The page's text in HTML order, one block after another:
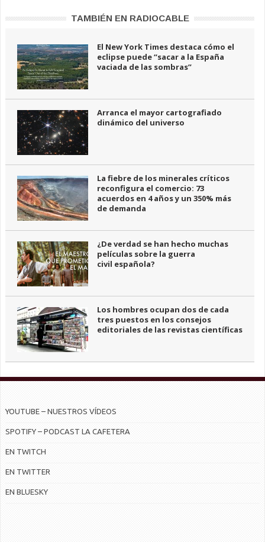
TAMBIÉN EN RADIOCABLE
El New York Times destaca cómo el
eclipse puede “sacar a la España
vaciada de las sombras”
Arranca el mayor cartografiado
dinámico del universo
La fiebre de los minerales críticos
reconfigura el comercio: 73
acuerdos en 4 años y un 350% más
de demanda
¿De verdad se han hecho muchas
películas sobre la guerra
civil española?
Los hombres ocupan dos de cada
tres puestos en los consejos
editoriales de las revistas científicas
YOUTUBE – NUESTROS VÍDEOS
SPOTIFY – PODCAST LA CAFETERA
EN TWITCH
EN TWITTER
EN BLUESKY